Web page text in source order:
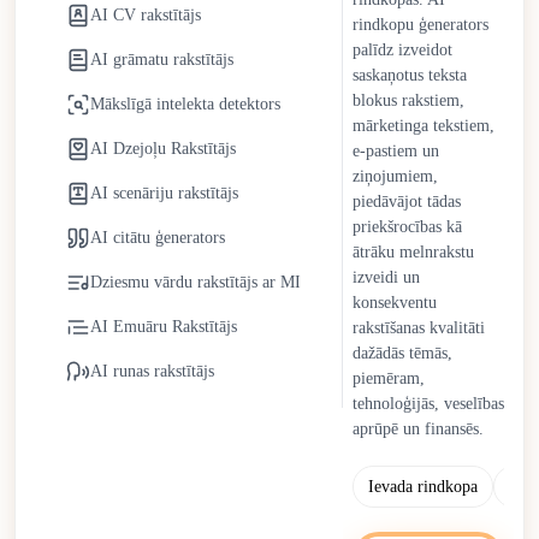
MI rakstītāji turpina attīstīties ar uzlabojumiem kontekstuālajā
izpratnē, toņa pielāgošanā un stilistiskajā elastībā. Cilvēku
uzraudzība joprojām ir būtiska, lai saglabātu oriģinalitāti,
stratēģisko ieskatu un ētisku atbildību. Tā vietā, lai aizstātu
cilvēku rakstītājus, MI rakstītāji darbojas kā sadarbības partneri,
kas racionalizē atkārtotus uzdevumus, vienlaikus atbalstot
cilvēku vadītu radošumu un lēmumu pieņemšanu.
AI CV rakstītājs
AI grāmatu rakstītājs
Mākslīgā intelekta detektors
AI Dzejoļu Rakstītājs
AI scenāriju rakstītājs
AI citātu ģenerators
Dziesmu vārdu rakstītājs ar MI
AI Emuāru Rakstītājs
AI runas rakstītājs
rindkopu ģenerators
palīdz izveidot
saskaņotus teksta
blokus rakstiem,
mārketinga tekstiem,
e-pastiem un
ziņojumiem,
piedāvājot tādas
priekšrocības kā
ātrāku melnrakstu
izveidi un
konsekventu
rakstīšanas kvalitāti
dažādās tēmās,
piemēram,
tehnoloģijās, veselības
aprūpē un finansēs.
Ievada rindkopa